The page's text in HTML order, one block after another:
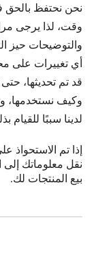
نحن نحتفظ
وقت، لذا يرجى
والتوضيحات حيز
أي تغييرات على
قد تم تحديثها،
وكيف
لدينا سببًا للقيام
إذا تم الاستحواذ
نقل معلوماتك
بيع المنتجات لك.